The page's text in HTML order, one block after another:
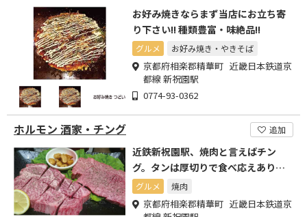
お好み焼きならまず当店にお立ち寄
り下さい!! 種類豊富・味絶品!!
グルメ お好み焼き・やきそば
京都府相楽郡精華町 近畿日本鉄道京
都線 新祝園駅
0774-93-0362
ホルモン 酒家・チング 追加
近鉄新祝園駅、焼肉と言えばチン
グ。タンは厚切りで食べ応えあり。
手作りキムチがまた美味い!
グルメ 焼肉
京都府相楽郡精華町 近畿日本鉄道京